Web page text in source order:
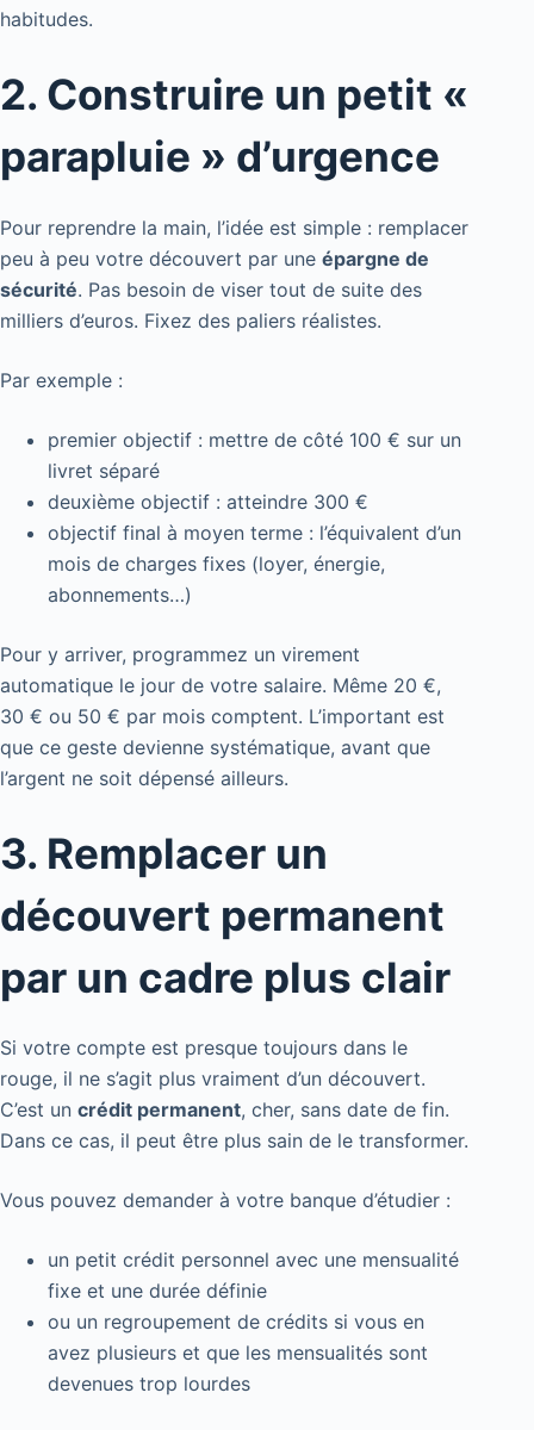
habitudes.
2. Construire un petit «
parapluie » d’urgence
Pour reprendre la main, l’idée est simple : remplacer
peu à peu votre découvert par une épargne de
sécurité. Pas besoin de viser tout de suite des
milliers d’euros. Fixez des paliers réalistes.
Par exemple :
premier objectif : mettre de côté 100 € sur un
livret séparé
deuxième objectif : atteindre 300 €
objectif final à moyen terme : l’équivalent d’un
mois de charges fixes (loyer, énergie,
abonnements…)
Pour y arriver, programmez un virement
automatique le jour de votre salaire. Même 20 €,
30 € ou 50 € par mois comptent. L’important est
que ce geste devienne systématique, avant que
l’argent ne soit dépensé ailleurs.
3. Remplacer un
découvert permanent
par un cadre plus clair
Si votre compte est presque toujours dans le
rouge, il ne s’agit plus vraiment d’un découvert.
C’est un crédit permanent, cher, sans date de fin.
Dans ce cas, il peut être plus sain de le transformer.
Vous pouvez demander à votre banque d’étudier :
un petit crédit personnel avec une mensualité
fixe et une durée définie
ou un regroupement de crédits si vous en
avez plusieurs et que les mensualités sont
devenues trop lourdes